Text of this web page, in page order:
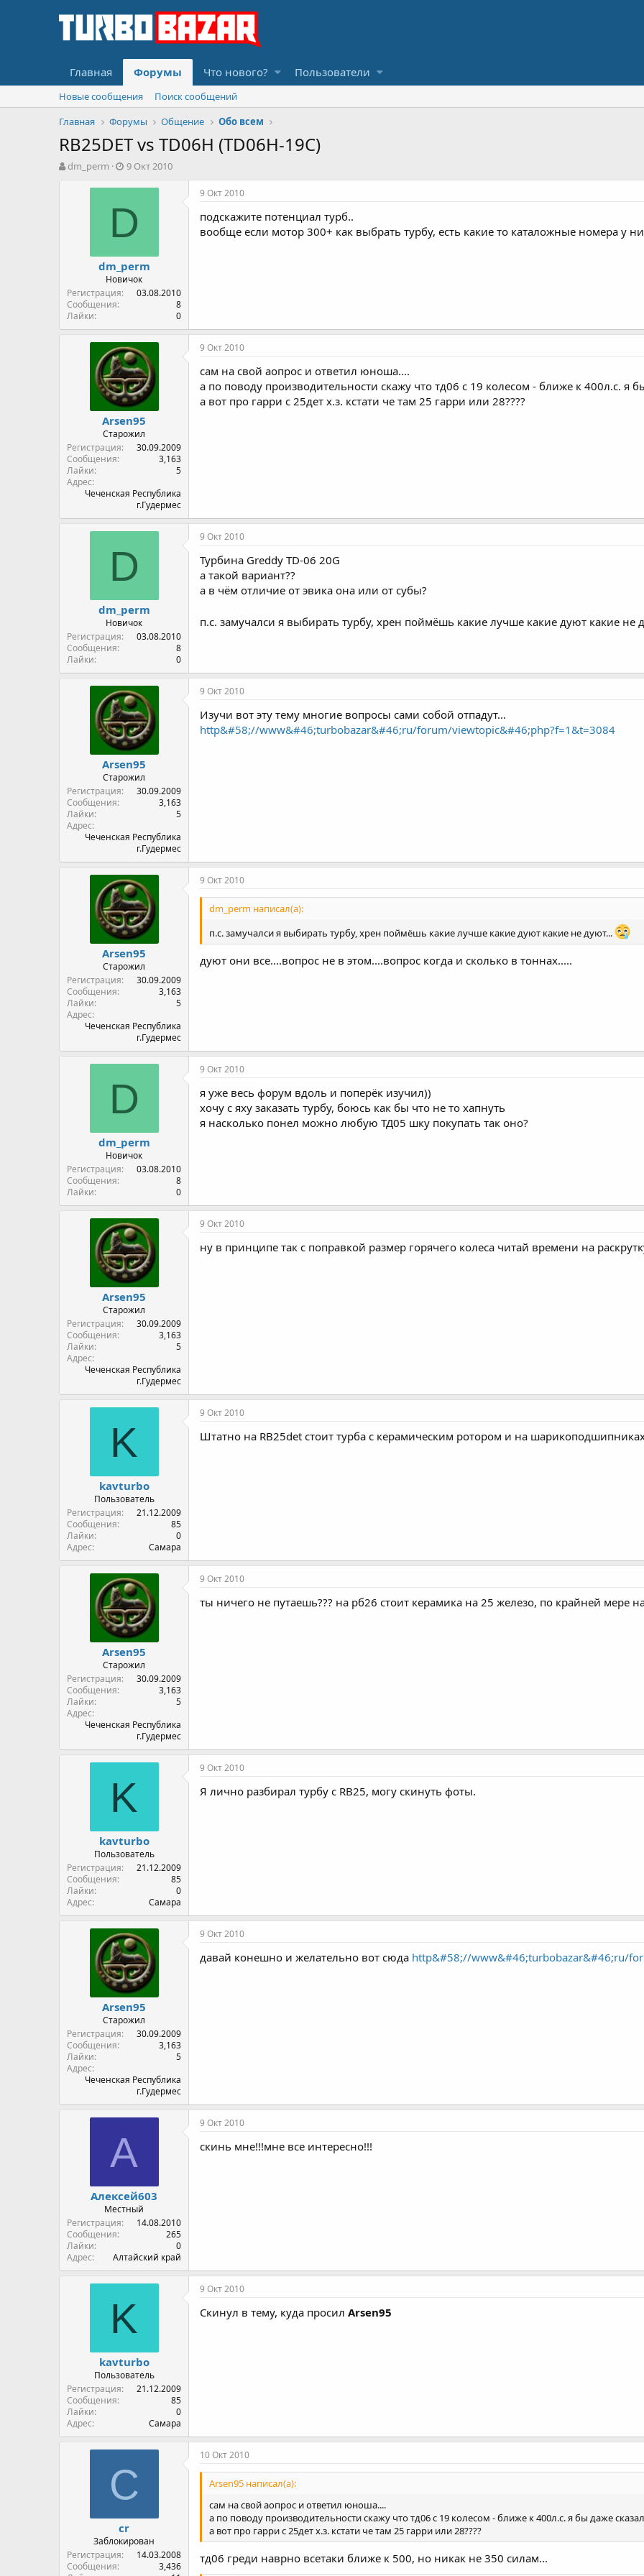
Главная Форумы Что нового? Пользователи
Новые сообщения
Поиск сообщений
Главная
Форумы Общение Обо всем
RB25DET vs TD06H (TD06H-19C)
А
dm_perm
Д
т
н
а
а
л
а
9 Окт 2010
D
dm_perm
Новичок
Регистрация
03.08.2010
Сообщения
8
Лайки
0
9 Окт 2010
подскажите потенциал турб..
вообще если мотор 300+ как выбрать турбу, есть какие то каталожные номера у
Arsen95
Старожил
Регистрация
30.09.2009
Сообщения
3,163
Лайки
5
Адрес
Чеченская Республика
г.Гудермес
9 Окт 2010
сам на свой аопрос и ответил юноша....
а по поводу производительности скажу что тд06 с 19 колесом - ближе к 400л.с. я
а вот про гарри с 25дет х.з. кстати че там 25 гарри или 28????
D
dm_perm
Новичок
Регистрация
03.08.2010
Сообщения
8
Лайки
0
9 Окт 2010
Турбина Greddy TD-06 20G
а такой вариант??
а в чём отличие от эвика она или от субы?
п.с. замучалси я выбирать турбу, хрен поймёшь какие лучше какие дуют какие не
Arsen95
Старожил
Регистрация
30.09.2009
Сообщения
3,163
Лайки
5
Адрес
Чеченская Республика
г.Гудермес
9 Окт 2010
Изучи вот эту тему многие вопросы сами собой отпадут...
http&#58;//www&#46;turbobazar&#46;ru/forum/viewtopic&#46;php?f=1&t=3084
Arsen95
Старожил
Регистрация
30.09.2009
Сообщения
3,163
Лайки
5
Адрес
Чеченская Республика
г.Гудермес
9 Окт 2010
dm_perm написал(а):
п.с. замучалси я выбирать турбу, хрен поймёшь какие лучше какие дуют какие не дуют...
дуют они все....вопрос не в этом....вопрос когда и сколько в тоннах.....
D
dm_perm
Новичок
Регистрация
03.08.2010
Сообщения
8
Лайки
0
9 Окт 2010
я уже весь форум вдоль и поперёк изучил))
хочу с яху заказать турбу, боюсь как бы что не то хапнуть
я насколько понел можно любую ТД05 шку покупать так оно?
Arsen95
Старожил
Регистрация
30.09.2009
Сообщения
3,163
Лайки
5
Адрес
Чеченская Республика
г.Гудермес
9 Окт 2010
ну в принципе так с поправкой размер горячего колеса читай времени на
K
kavturbo
Пользователь
Регистрация
21.12.2009
Сообщения
85
Лайки
0
Адрес
Самара
9 Окт 2010
Штатно на RB25det стоит турба с керамическим ротором и на
Arsen95
Старожил
Регистрация
30.09.2009
Сообщения
3,163
Лайки
5
Адрес
Чеченская Республика
г.Гудермес
9 Окт 2010
ты ничего не путаешь??? на рб26 стоит керамика на 25 железо, по крайней мере
K
kavturbo
Пользователь
Регистрация
21.12.2009
Сообщения
85
Лайки
0
Адрес
Самара
9 Окт 2010
Я лично разбирал турбу с RB25, могу скинуть фоты.
Arsen95
Старожил
Регистрация
30.09.2009
Сообщения
3,163
Лайки
5
Адрес
Чеченская Республика
г.Гудермес
9 Окт 2010
давай конешно и желательно вот сюда http&#58;//www&#46;turbobazar&#46;ru/
А
Алексей603
Местный
Регистрация
14.08.2010
Сообщения
265
Лайки
0
Адрес
Алтайский край
9 Окт 2010
скинь мне!!!мне все интересно!!!
K
kavturbo
Пользователь
Регистрация
21.12.2009
Сообщения
85
Лайки
0
Адрес
Самара
9 Окт 2010
Скинул в тему, куда просил Arsen95
C
cr
Заблокирован
Регистрация
14.03.2008
Сообщения
3,436
10 Окт 2010
Arsen95 написал(а):
сам на свой аопрос и ответил юноша....
а по поводу производительности скажу что тд06 с 19 колесом - ближе к 400л.с. я бы даже
а вот про гарри с 25дет х.з. кстати че там 25 гарри или 28????
тд06 греди наврно всетаки ближе к 500, но никак не 350 силам...